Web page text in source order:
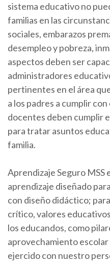
sistema educativo no
familias en las
sociales, embarazos
desempleo y pobreza,
aspectos deben ser
administradores
pertinentes en el área
a los padres a cumplir
docentes deben cumplir
para tratar asuntos
familia.
Aprendizaje Seguro MSS
aprendizaje diseñado
con diseño didáctico;
crítico, valores
los educandos, como
aprovechamiento
ejercido con nuestro